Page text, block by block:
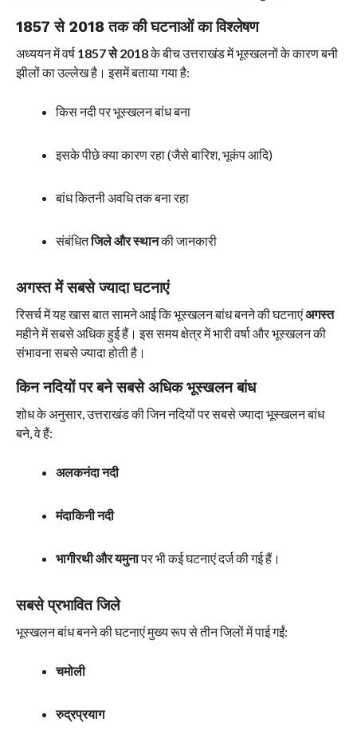
1857 से 2018 तक की घटनाओं का विश्लेषण
अध्ययन में वर्ष 1857 से 2018के बीच उत्तराखंड में भूस्खलनों के कारण बनी
झीलों का उल्लेख है। इसमें बताया गया है:
किस नदी पर भूस्खलन बांध बना
इसके पीछे क्या कारण रहा (जैसे बारिश, भूकंप आदि)
बांध कितनी अवधि तक बना रहा
संबंधितजिले और स्थानकी जानकारी
अगस्त में सबसे ज्यादा घटनाएं
रिसर्च में यह खास बात सामने आई कि भूस्खलन बांध बनने की घटनाएंअगस्त
महीने में सबसे अधिक हुई हैं। इस समय क्षेत्र में भारी वर्षा और भूस्खलन की
संभावना सबसे ज्यादा होती है।
किन नदियों पर बने सबसे अधिक भूस्खलन बांध
शोध के अनुसार, उत्तराखंड की जिन नदियों पर सबसे ज्यादा भूस्खलन बांध
बने, वे हैं:
अलकनंदा नदी
मंदाकिनी नदी
भागीरथी और यमुनापर भी कई घटनाएं दर्ज की गई हैं।
सबसे प्रभावित जिले
भूस्खलन बांध बनने की घटनाएं मुख्य रूप से तीन जिलों में पाई गईं:
चमोली
रुद्रप्रयाग